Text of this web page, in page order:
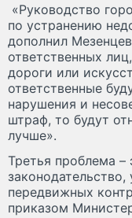
«Руководство
по устранению
дополнил
ответственных
дороги или
ответственные
нарушения и
штраф, то будут
лучше».
Третья проблема
передвижных
приказом